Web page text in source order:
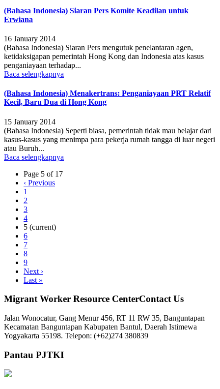
(Bahasa Indonesia) Siaran Pers Komite Keadilan untuk
Erwiana
16 January 2014
(Bahasa Indonesia) Siaran Pers mengutuk penelantaran agen,
ketidaksigapan pemerintah Hong Kong dan Indonesia atas kasus
penganiayaan terhadap...
Baca selengkapnya
(Bahasa Indonesia) Menakertrans: Penganiayaan PRT Relatif
Kecil, Baru Dua di Hong Kong
15 January 2014
(Bahasa Indonesia) Seperti biasa, pemerintah tidak mau belajar dari
kasus-kasus yang menimpa para pekerja rumah tangga di luar negeri
atau Buruh...
Baca selengkapnya
Page 5 of 17
‹ Previous
1
2
3
4
5 (current)
6
7
8
9
Next ›
Last »
Migrant Worker Resource CenterContact Us
Jalan Wonocatur, Gang Menur 456, RT 11 RW 35, Banguntapan
Kecamatan Banguntapan Kabupaten Bantul, Daerah Istimewa
Yogyakarta 55198. Telepon: (+62)274 380839
Pantau PJTKI